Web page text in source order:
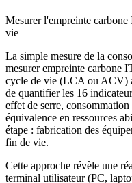
Mesurer l'empreinte
vie
La simple mesure de la
mesurer empreinte carbone
cycle de vie (LCA ou ACV)
de quantifier les 16
effet de serre,
équivalence en ressources
étape : fabrication des
fin de vie.
Cette approche révèle une
terminal utilisateur (PC,